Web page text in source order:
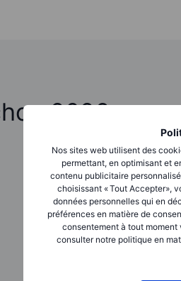
Nos sites web utilisent des
permettant, en optimisant et
contenu publicitaire
choisissant « Tout Accepter»,
données personnelles qui en
préférences en matière de
consentement à tout
consulter notre politique en
2026